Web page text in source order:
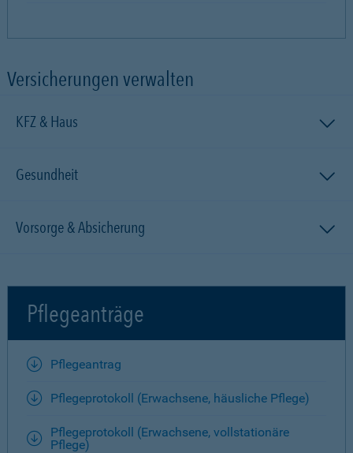
Versicherungen verwalten
KFZ & Haus
Gesundheit
Vorsorge & Absicherung
Pflegeanträge
Pflegeantrag
Pflegeprotokoll (Erwachsene, häusliche Pflege)
Pflegeprotokoll (Erwachsene, vollstationäre
Pflege)